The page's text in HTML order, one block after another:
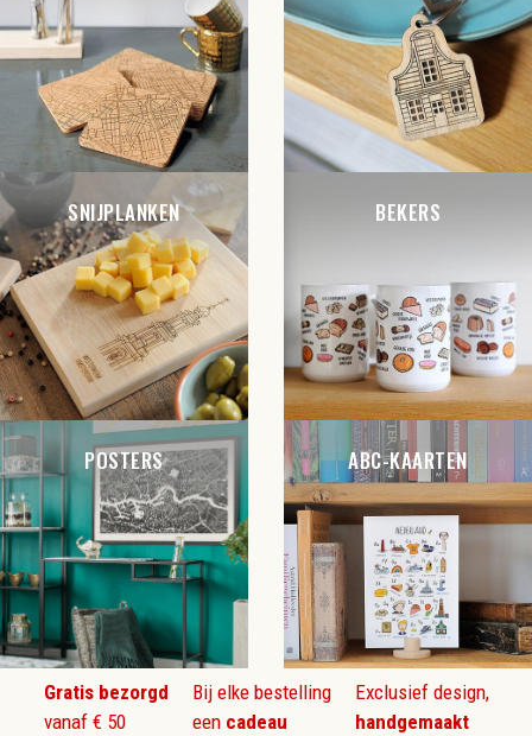
SNIJPLANKEN BEKERS
POSTERS ABC-KAARTEN
Gratis bezorgd
vanaf € 50
Bij elke bestelling
een cadeau
Exclusief design,
handgemaakt